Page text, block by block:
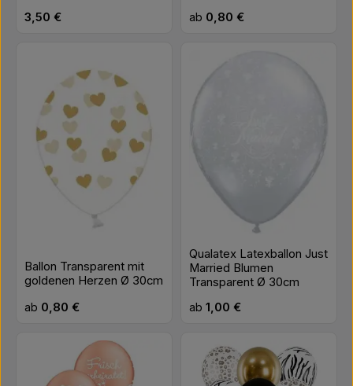
Regulärer Preis:
3,50 € Regulärer Preis:
ab 0,80 €
Ballon Transparent mit
goldenen Herzen Ø 30cm
Regulärer Preis:
ab 0,80 €
Qualatex Latexballon Just
Married Blumen
Transparent Ø 30cm
Regulärer Preis:
ab1,00 €